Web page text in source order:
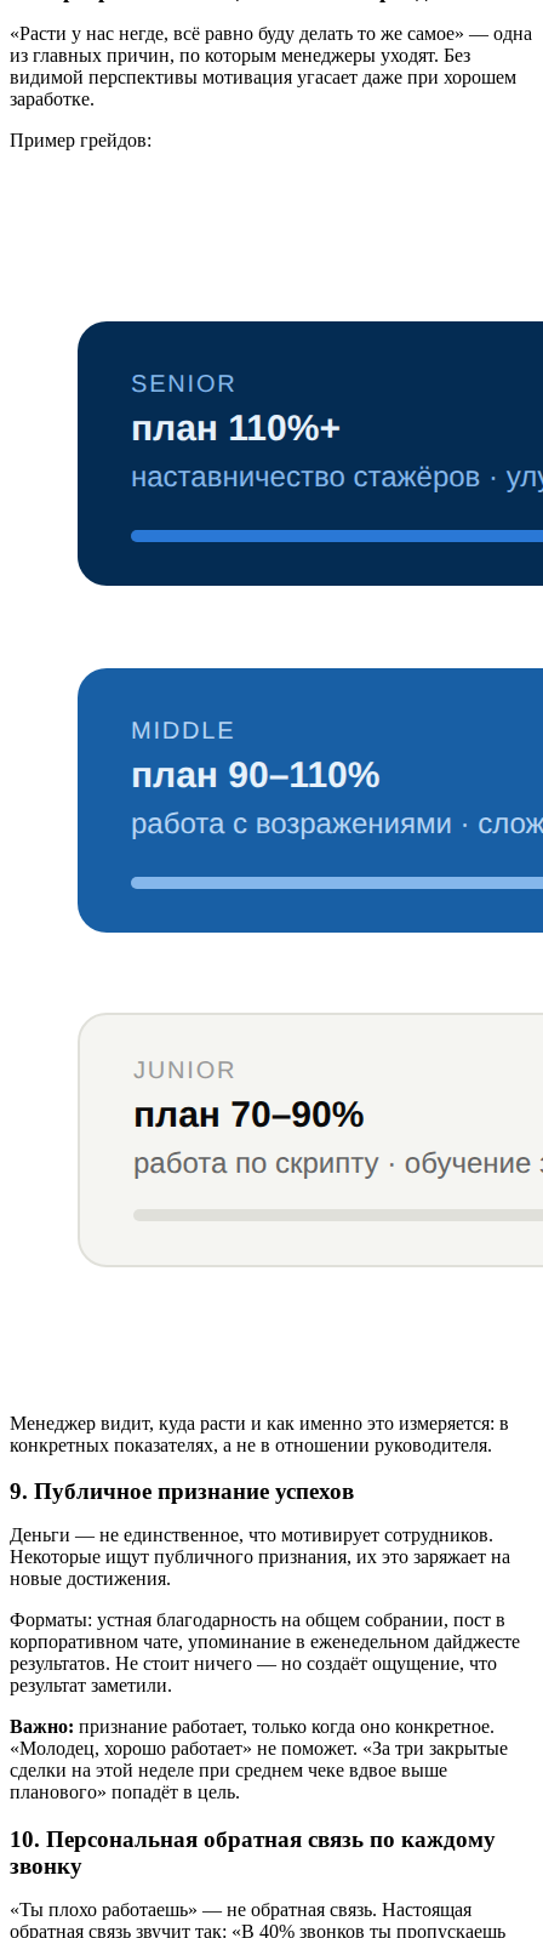
«Расти у нас негде, всё равно буду делать то же самое» — одна
из главных причин, по которым менеджеры уходят. Без
видимой перспективы мотивация угасает даже при хорошем
заработке.
Пример грейдов:
Менеджер видит, куда расти и как именно это измеряется: в
конкретных показателях, а не в отношении руководителя.
9. Публичное признание успехов
Деньги — не единственное, что мотивирует сотрудников.
Некоторые ищут публичного признания, их это заряжает на
новые достижения.
Форматы: устная благодарность на общем собрании, пост в
корпоративном чате, упоминание в еженедельном дайджесте
результатов. Не стоит ничего — но создаёт ощущение, что
результат заметили.
Важно: признание работает, только когда оно конкретное.
«Молодец, хорошо работает» не поможет. «За три закрытые
сделки на этой неделе при среднем чеке вдвое выше
планового» попадёт в цель.
10. Персональная обратная связь по каждому
звонку
«Ты плохо работаешь» — не обратная связь. Настоящая
обратная связь звучит так: «В 40% звонков ты пропускаешь